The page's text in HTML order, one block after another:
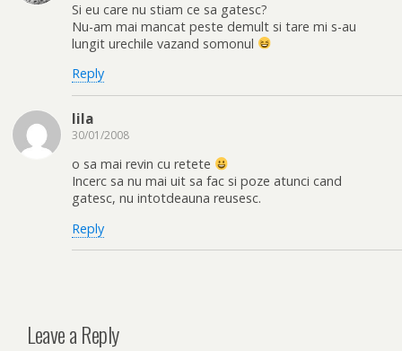
Si eu care nu stiam ce sa gatesc?
Nu-am mai mancat peste demult si tare mi s-au
lungit urechile vazand somonul
Reply
lila
30/01/2008
o sa mai revin cu retete
Incerc sa nu mai uit sa fac si poze atunci cand
gatesc, nu intotdeauna reusesc.
Reply
Leave a Reply